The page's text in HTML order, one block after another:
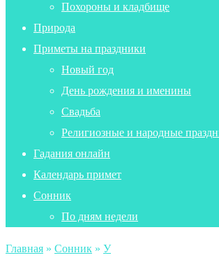
Похороны и кладбище
Природа
Приметы на праздники
Новый год
День рождения и именины
Свадьба
Религиозные и народные
Гадания онлайн
Календарь примет
Сонник
По дням недели
Главная » Сонник » У